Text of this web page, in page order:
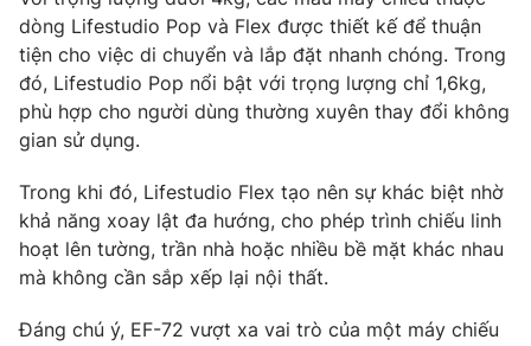
VTV Sức khoẻ Bất động sản
Thị trường 24h Tấm lòng Việt
VTV4 Vươn mình bằng AI
VTV9 VTV8
Liên hệ tòa soạn English
dòng Lifestudio Pop và Flex được thiết kế để thuận
tiện cho việc di chuyển và lắp đặt nhanh chóng. Trong
đó, Lifestudio Pop nổi bật với trọng lượng chỉ 1,6kg,
phù hợp cho người dùng thường xuyên thay đổi không
gian sử dụng.
Trong khi đó, Lifestudio Flex tạo nên sự khác biệt nhờ
khả năng xoay lật đa hướng, cho phép trình chiếu linh
hoạt lên tường, trần nhà hoặc nhiều bề mặt khác nhau
mà không cần sắp xếp lại nội thất.
Đáng chú ý, EF-72 vượt xa vai trò của một máy chiếu